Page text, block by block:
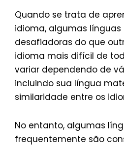
Quando se trata de
idioma, algumas
desafiadoras do que
idioma mais difícil de
variar dependendo de
incluindo sua língua
similaridade entre os
No entanto, algumas
frequentemente são